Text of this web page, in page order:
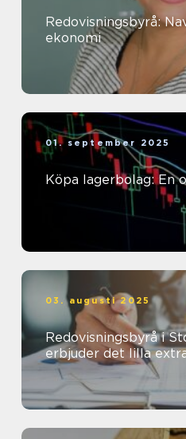
Redovisningsbyrå:
ekonomi
01. september 2025
Köpa lagerbolag: En
03. augusti 2025
Redovisningsbyrå i
erbjuder det lilla